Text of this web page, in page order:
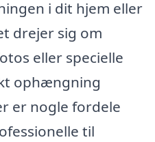
i dit hjem eller
drejer sig om
eller specielle
ophængning
er nogle fordele
til